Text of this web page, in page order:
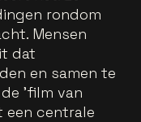
rondom
Mensen
dat
en samen te
'film van
een centrale